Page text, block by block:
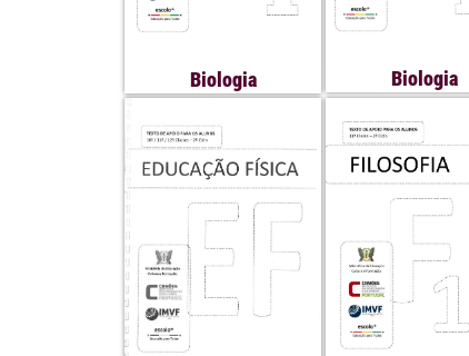
Biologia Biologia